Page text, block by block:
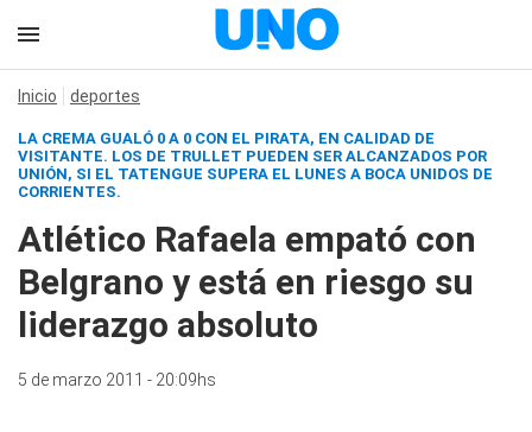
Inicio deportes
LA CREMA GUALÓ 0 A 0 CON EL PIRATA, EN CALIDAD DE
VISITANTE. LOS DE TRULLET PUEDEN SER ALCANZADOS POR
UNIÓN, SI EL TATENGUE SUPERA EL LUNES A BOCA UNIDOS DE
CORRIENTES.
Atlético Rafaela empató con
Belgrano y está en riesgo su
liderazgo absoluto
5 de marzo 2011 - 20:09hs